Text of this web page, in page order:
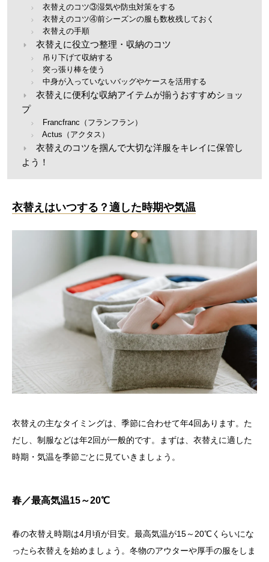
衣替えのコツ③湿気や防虫対策をする
衣替えのコツ④前シーズンの服も数枚残しておく
衣替えの手順
衣替えに役立つ整理・収納のコツ
吊り下げて収納する
突っ張り棒を使う
中身が入っていないバッグやケースを活用する
衣替えに便利な収納アイテムが揃うおすすめショッ
プ
Francfranc（フランフラン）
Actus（アクタス）
衣替えのコツを掴んで大切な洋服をキレイに保管し
よう！
衣替えはいつする？適した時期や気温
衣替えの主なタイミングは、季節に合わせて年4回あります。た
だし、制服などは年2回が一般的です。まずは、衣替えに適した
時期・気温を季節ごとに見ていきましょう。
春／最高気温15～20℃
春の衣替え時期は4月頃が目安。最高気温が15～20℃くらいにな
ったら衣替えを始めましょう。冬物のアウターや厚手の服をしま